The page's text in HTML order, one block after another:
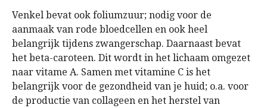
Venkel bevat ook foliumzuur; nodig voor de
aanmaak van rode bloedcellen en ook heel
belangrijk tijdens zwangerschap. Daarnaast bevat
het beta-caroteen. Dit wordt in het lichaam omgezet
naar vitame A. Samen met vitamine C is het
belangrijk voor de gezondheid van je huid; o.a. voor
de productie van collageen en het herstel van